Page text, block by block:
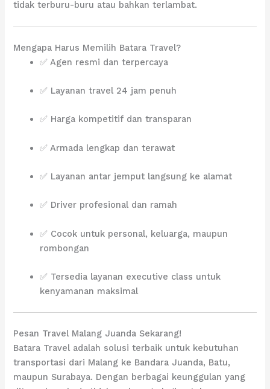
tidak terburu-buru atau bahkan terlambat.
Mengapa Harus Memilih Batara Travel?
✅ Agen resmi dan terpercaya
✅ Layanan travel 24 jam penuh
✅ Harga kompetitif dan transparan
✅ Armada lengkap dan terawat
✅ Layanan antar jemput langsung ke alamat
✅ Driver profesional dan ramah
✅ Cocok untuk personal, keluarga, maupun
rombongan
✅ Tersedia layanan executive class untuk
kenyamanan maksimal
Pesan Travel Malang Juanda Sekarang!
Batara Travel adalah solusi terbaik untuk kebutuhan
transportasi dari Malang ke Bandara Juanda, Batu,
maupun Surabaya. Dengan berbagai keunggulan yang